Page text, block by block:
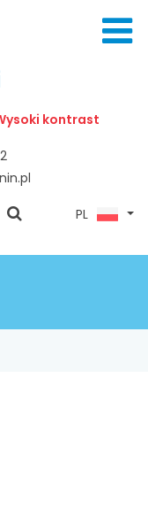
kontrast
pokaż
PL